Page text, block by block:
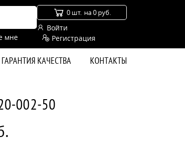
мне
0 шт. на 0 руб.
Войти
Регистрация
ГАРАНТИЯ КАЧЕСТВА КОНТАКТЫ
002-50